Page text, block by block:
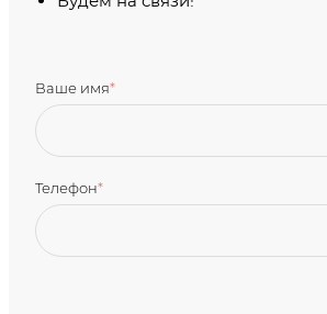
Ваше имя*
Телефон*